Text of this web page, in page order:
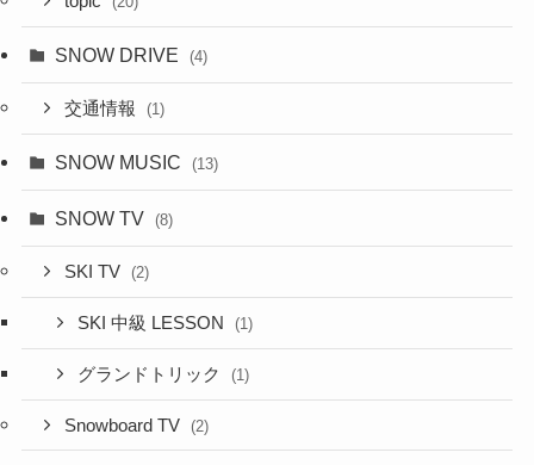
SNOW DRIVE (4)
交通情報 (1)
SNOW MUSIC (13)
SNOW TV (8)
SKI TV (2)
SKI 中級 LESSON (1)
グランドトリック (1)
Snowboard TV (2)